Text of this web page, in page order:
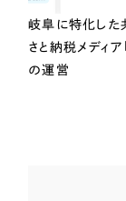
岐阜に特化した
さと納税メディア
の運営